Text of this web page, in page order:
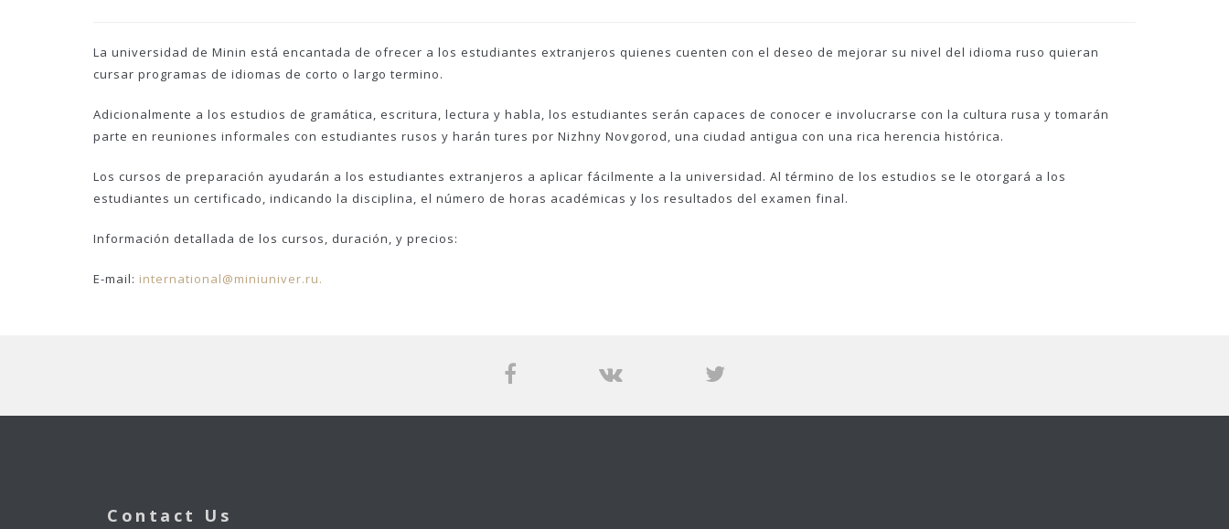
La universidad de Minin está encantada de ofrecer a los estudiantes extranjeros quienes cuenten con el deseo de mejorar su nivel del idioma ruso quieran
cursar programas de idiomas de corto o largo termino.
Adicionalmente a los estudios de gramática, escritura, lectura y habla, los estudiantes serán capaces de conocer e involucrarse con la cultura rusa y tomarán
parte en reuniones informales con estudiantes rusos y harán tures por Nizhny Novgorod, una ciudad antigua con una rica herencia histórica.
Los cursos de preparación ayudarán a los estudiantes extranjeros a aplicar fácilmente a la universidad. Al término de los estudios se le otorgará a los
estudiantes un certificado, indicando la disciplina, el número de horas académicas y los resultados del examen final.
Información detallada de los cursos, duración, y precios:
E-mail: international@miniuniver.ru.
Contact Us